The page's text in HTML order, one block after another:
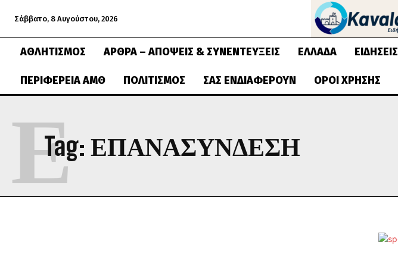
Σάββατο, 8 Αυγούστου, 2026
ΑΘΛΗΤΙΣΜΌΣ ΆΡΘΡΑ – ΑΠΌΨΕΙΣ & ΣΥΝΕΝΤΕΎΞΕΙΣ ΕΛΛΆΔΑ ΕΙΔΉΣΕΙΣ
ΠΕΡΙΦΈΡΕΙΑ ΑΜΘ ΠΟΛΙΤΙΣΜΌΣ ΣΑΣ ΕΝΔΙΑΦΈΡΟΥΝ ΌΡΟΙ ΧΡΉΣΗΣ
Tag: ΕΠΑΝΑΣΥΝΔΕΣΗ
Ε